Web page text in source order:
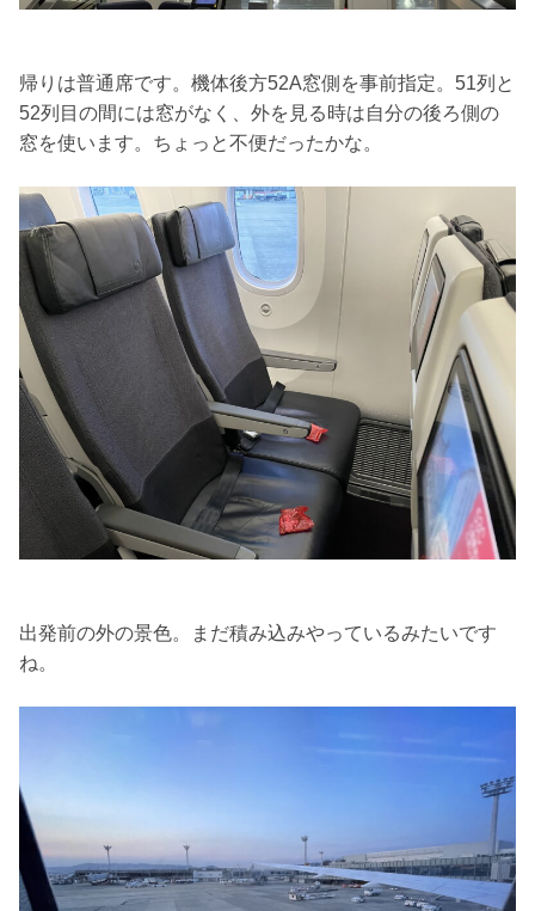
帰りは普通席です。機体後方52A窓側を事前指定。51列と
52列目の間には窓がなく、外を見る時は自分の後ろ側の
窓を使います。ちょっと不便だったかな。
出発前の外の景色。まだ積み込みやっているみたいです
ね。